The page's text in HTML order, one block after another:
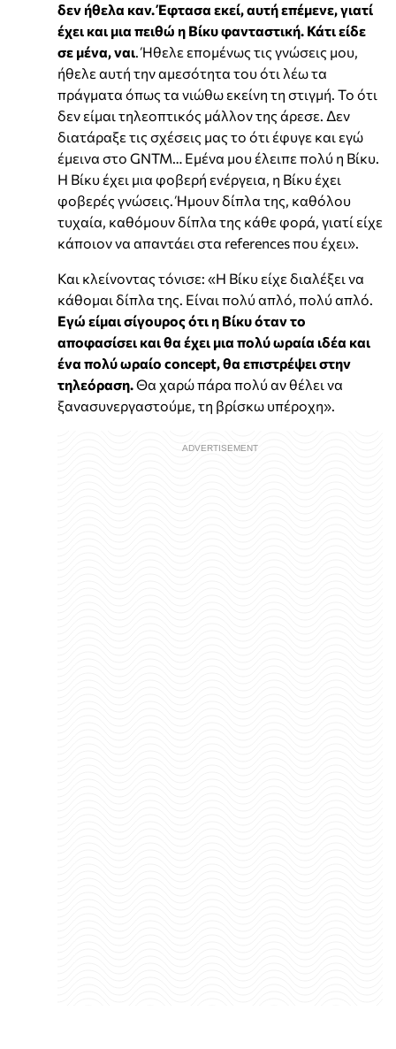
δεν ήθελα καν. Έφτασα εκεί, αυτή επέμενε, γιατί
έχει και μια πειθώ η Βίκυ φανταστική. Κάτι είδε
σε μένα, ναι. Ήθελε επομένως τις γνώσεις μου,
ήθελε αυτή την αμεσότητα του ότι λέω τα
πράγματα όπως τα νιώθω εκείνη τη στιγμή. Το ότι
δεν είμαι τηλεοπτικός μάλλον της άρεσε. Δεν
διατάραξε τις σχέσεις μας το ότι έφυγε και εγώ
έμεινα στο GNTM… Εμένα μου έλειπε πολύ η Βίκυ.
Η Βίκυ έχει μια φοβερή ενέργεια, η Βίκυ έχει
φοβερές γνώσεις. Ήμουν δίπλα της, καθόλου
τυχαία, καθόμουν δίπλα της κάθε φορά, γιατί είχε
κάποιον να απαντάει στα references που έχει».
Και κλείνοντας τόνισε: «Η Βίκυ είχε διαλέξει να
κάθομαι δίπλα της. Είναι πολύ απλό, πολύ απλό.
Εγώ είμαι σίγουρος ότι η Βίκυ όταν το
αποφασίσει και θα έχει μια πολύ ωραία ιδέα και
ένα πολύ ωραίο concept, θα επιστρέψει στην
τηλεόραση.Θα χαρώ πάρα πολύ αν θέλει να
ξανασυνεργαστούμε, τη βρίσκω υπέροχη».